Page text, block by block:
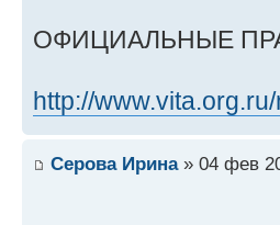
ОФИЦИАЛЬНЫЕ
http://
Серова Ирина» 04 фев